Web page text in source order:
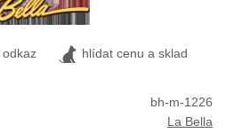
odkaz hlídat cenu a sklad
bh-m-1226
La Bella